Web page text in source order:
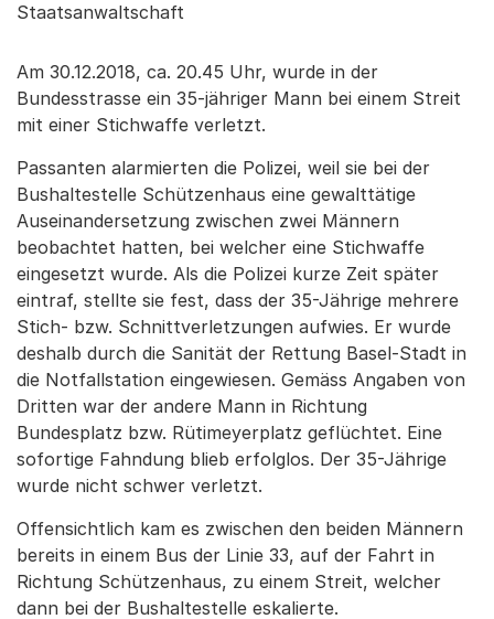
Staatsanwaltschaft
Am 30.12.2018, ca. 20.45 Uhr, wurde in der
Bundesstrasse ein 35-jähriger Mann bei einem Streit
mit einer Stichwaffe verletzt.
Passanten alarmierten die Polizei, weil sie bei der
Bushaltestelle Schützenhaus eine gewalttätige
Auseinandersetzung zwischen zwei Männern
beobachtet hatten, bei welcher eine Stichwaffe
eingesetzt wurde. Als die Polizei kurze Zeit später
eintraf, stellte sie fest, dass der 35-Jährige mehrere
Stich- bzw. Schnittverletzungen aufwies. Er wurde
deshalb durch die Sanität der Rettung Basel-Stadt in
die Notfallstation eingewiesen. Gemäss Angaben von
Dritten war der andere Mann in Richtung
Bundesplatz bzw. Rütimeyerplatz geflüchtet. Eine
sofortige Fahndung blieb erfolglos. Der 35-Jährige
wurde nicht schwer verletzt.
Offensichtlich kam es zwischen den beiden Männern
bereits in einem Bus der Linie 33, auf der Fahrt in
Richtung Schützenhaus, zu einem Streit, welcher
dann bei der Bushaltestelle eskalierte.